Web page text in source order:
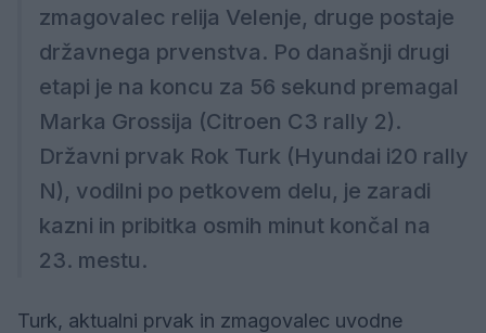
zmagovalec relija Velenje, druge postaje
državnega prvenstva. Po današnji drugi
etapi je na koncu za 56 sekund premagal
Marka Grossija (Citroen C3 rally 2).
Državni prvak Rok Turk (Hyundai i20 rally
N), vodilni po petkovem delu, je zaradi
kazni in pribitka osmih minut končal na
23. mestu.
Turk, aktualni prvak in zmagovalec uvodne